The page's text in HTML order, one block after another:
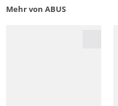
Mehr von ABUS